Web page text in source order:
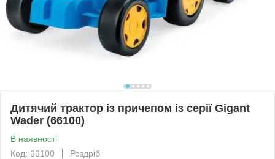
Дитячий трактор із причепом із серії Gigant
Wader (66100)
В наявності
Код: 66100
Роздріб